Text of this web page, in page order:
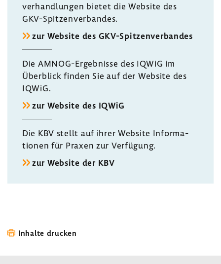
ver­hand­lungen bietet die Website des
GKV-​Spitzenverbandes.
zur Website des GKV-​Spitzenverbandes
Die AMNOG-​Ergebnisse des IQWiG im
Über­blick finden Sie auf der Website des
IQWiG.
zur Website des IQWiG
Die KBV stellt auf ihrer Website Infor­ma­
tionen für Praxen zur Verfü­gung.
zur Website der KBV
Inhalte drucken